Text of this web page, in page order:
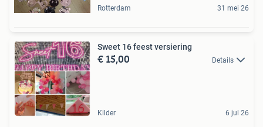
Rotterdam 31 mei 26
Sweet 16 feest versiering
€ 15,00 Details
Kilder 6 jul 26